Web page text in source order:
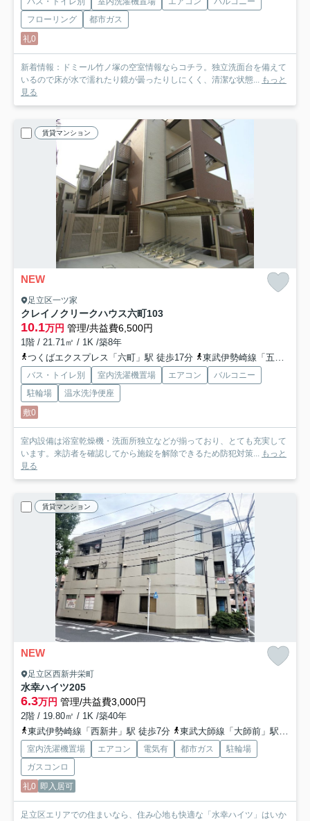
フローリング
都市ガス
礼0
新着情報：ドミール竹ノ塚の空室情報ならコチラ。独立洗面台を備えて
いるので床が水で濡れたり鏡が曇ったりしにくく、清潔な状態... もっと
見る
賃貸マンション
NEW
足立区一ツ家
クレイノクリークハウス六町103
10.1万円 管理/共益費6,500円
1階 / 21.71㎡ / 1K /築8年
つくばエクスプレス「六町」駅 徒歩17分
東武伊勢崎線「五反野」駅 徒歩24分
バス・トイレ別 室内洗濯機置場 エアコン
バルコニー
駐輪場
温水洗浄便座
敷0
室内設備は浴室乾燥機・洗面所独立などが揃っており、とても充実して
います。来訪者を確認してから施錠を解除できるため防犯対策... もっと
見る
賃貸マンション
NEW
足立区西新井栄町
水幸ハイツ205
6.3万円 管理/共益費3,000円
2階 / 19.80㎡ / 1K /築40年
東武伊勢崎線「西新井」駅 徒歩7分
東武大師線「大師前」駅 徒歩8分
室内洗濯機置場 エアコン 電気有 都市ガス
駐輪場
ガスコンロ
礼0 即入居可
足立区エリアでの住まいなら、住み心地も快適な「水幸ハイツ」はいか